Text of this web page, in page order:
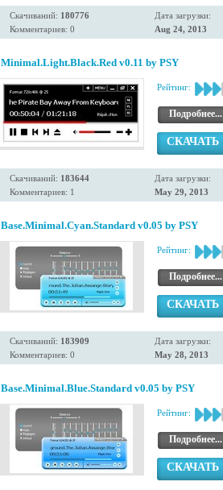
Скачиваний: 180776
Комментариев: 0
Дата загрузки:
Aug 24, 2013
Minimal.Light.Black.Red v0.11 by PSY
Рейтинг:
Подробнее...
СКАЧАТЬ
Скачиваний: 183644
Комментариев: 1
Дата загрузки:
May 29, 2013
Base.Minimal.Cyan.Standard v0.05 by PSY
Рейтинг:
Подробнее...
СКАЧАТЬ
Скачиваний: 183909
Комментариев: 0
Дата загрузки:
May 28, 2013
Base.Minimal.Blue.Standard v0.05 by PSY
Рейтинг:
Подробнее...
СКАЧАТЬ